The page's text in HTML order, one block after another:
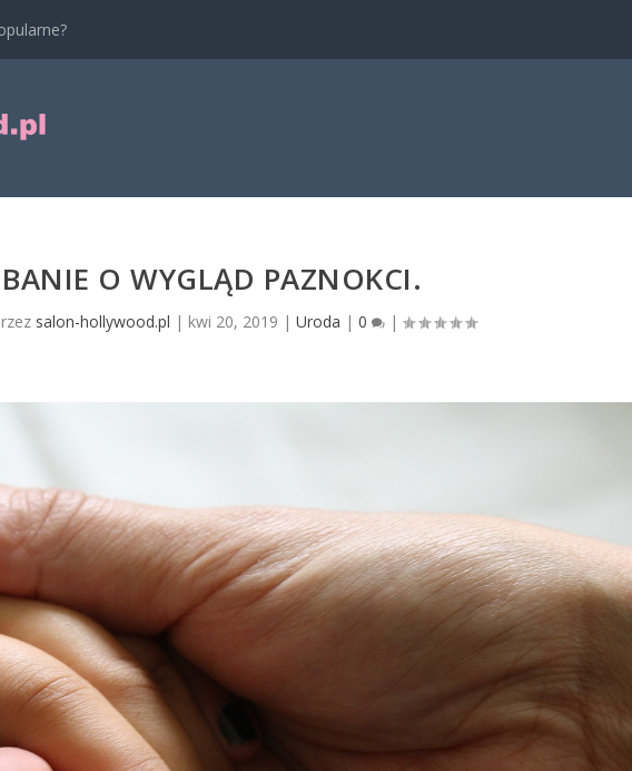
O WYGLĄD PAZNOKCI.
salon-hollywood.pl | kwi 20, 2019 | Uroda | 0 |